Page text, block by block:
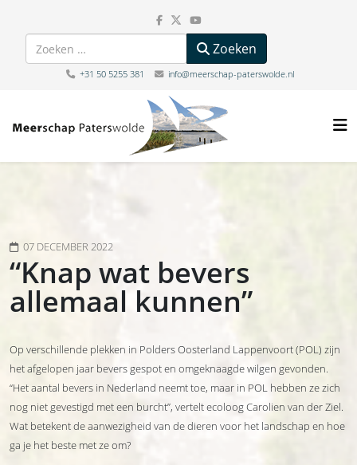
Zoeken Zoeken
+31 50 5255 381 info@meerschap-paterswolde.nl
07 DECEMBER 2022
“Knap wat bevers
allemaal kunnen”
Op verschillende plekken in Polders Oosterland Lappenvoort (POL) zijn
het afgelopen jaar bevers gespot en omgeknaagde wilgen gevonden.
“Het aantal bevers in Nederland neemt toe, maar in POL hebben ze zich
nog niet gevestigd met een burcht”, vertelt ecoloog Carolien van der Ziel.
Wat betekent de aanwezigheid van de dieren voor het landschap en hoe
ga je het beste met ze om?